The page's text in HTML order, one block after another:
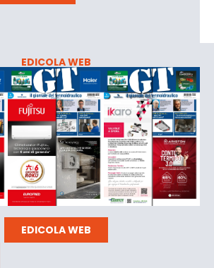
EDICOLA WEB
EDICOLA WEB